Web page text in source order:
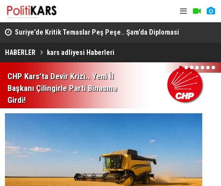
Suriye’de Kritik Temaslar Peş Peşe.. Şam’da Diplomasi
ve Güvenlik Gündemi Öne Çıktı!
HABERLER kars adliyesi Haberleri
CHP Kars’ta Devir Krizi.. Yeni İl
Başkanı Çilingirle Parti Binasına
Girdi!
1 2 3 4 5 6 7